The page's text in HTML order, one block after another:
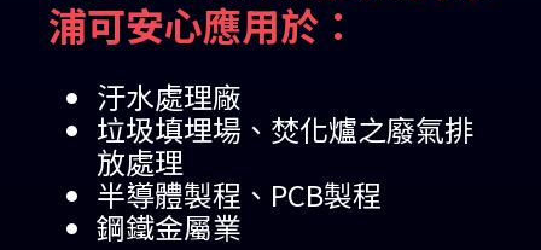
浦可安心應用於：
汙水處理廠
垃圾填埋場、焚化爐之廢氣排
放處理
半導體製程、PCB製程
鋼鐵金屬業